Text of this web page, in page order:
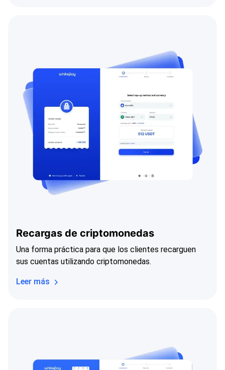
Recargas de criptomonedas
Una forma práctica para que los clientes recarguen
sus cuentas utilizando criptomonedas.
Leer más